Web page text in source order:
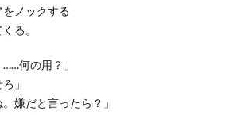
ノックする
る。
何の用？」
」
嫌だと言ったら？」